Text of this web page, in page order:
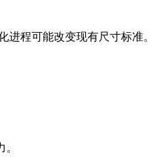
进程可能改变现有尺寸标准。